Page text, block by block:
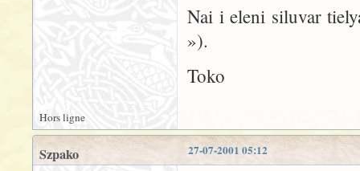
Nai i eleni siluvar
»).
Toko
Hors ligne
27-07-2001 05:12
Szpako